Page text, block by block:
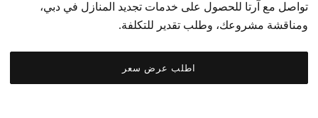
تواصل مع آرتا للحصول على خدمات تجديد المنازل في دبي،
ومناقشة مشروعك، وطلب تقدير للتكلفة.
اطلب عرض سعر